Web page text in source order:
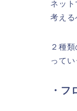
ネッ
考える
２種
ってい
・フ